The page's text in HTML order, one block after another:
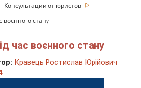
Консультации от юристов
воєнного стану
час воєнного стану
Кравець Ростислав Юрійович